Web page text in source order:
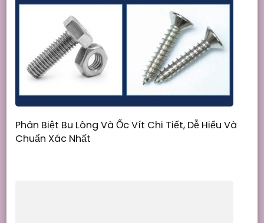
Phân Biệt Bu Lông Và Ốc Vít Chi Tiết, Dễ Hiểu Và
Chuẩn Xác Nhất